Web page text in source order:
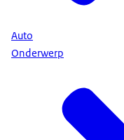
Auto
Onderwerp